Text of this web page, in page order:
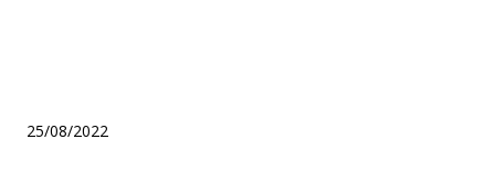
25/08/2022